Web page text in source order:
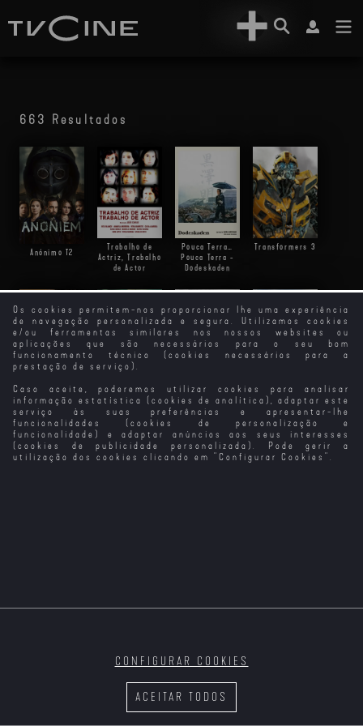
Os cookies permitem-nos proporcionar lhe uma experiência
de navegação personalizada e segura. Utilizamos cookies
e/ou ferramentas similares nos nossos websites ou
aplicações que são necessários para o seu bom
funcionamento técnico (cookies necessários para a
prestação de serviço).
Caso aceite, poderemos utilizar cookies para analisar
informação estatística (cookies de analítica), adaptar este
serviço às suas preferências e apresentar-lhe
funcionalidades (cookies de personalização e
funcionalidade) e adaptar anúncios aos seus interesses
(cookies de publicidade personalizada). Pode gerir a
utilização dos cookies clicando em " Configurar Cookies ".
ACEITAR TODOS
CONFIGURAR COOKIES
663 Resultados
Anónimo T2
Trabalho de
Actriz, Trabalho
de Actor
Pouca Terra…
Pouca Terra -
Dodeskaden
Transformers 3
O Caso Thomas
Crown (1999)
Transformers:
Era da Extinção
Transformers -
Retaliação
Transformers: O
Último
Cavaleiro